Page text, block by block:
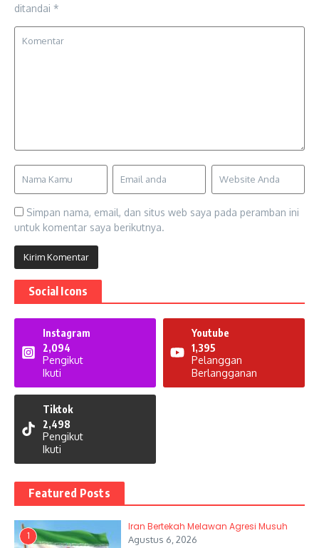
ditandai *
Simpan nama, email, dan situs web saya pada peramban ini
untuk komentar saya berikutnya.
Social Icons
Instagram
2,094
Pengikut
Ikuti
Youtube
1,395
Pelanggan
Berlangganan
Tiktok
2,498
Pengikut
Ikuti
Featured Posts
1
Iran Bertekah Melawan Agresi Musuh
Agustus 6, 2026